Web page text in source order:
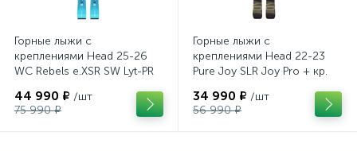
Горные лыжи с
креплениями Head 25-26
WC Rebels e.XSR SW Lyt-PR
(100943)
44 990 ₽ /шт
75 990 ₽
Горные лыжи с
креплениями Head 22-23
Pure Joy SLR Joy Pro + кр.
(100953)
34 990 ₽ /шт
56 990 ₽